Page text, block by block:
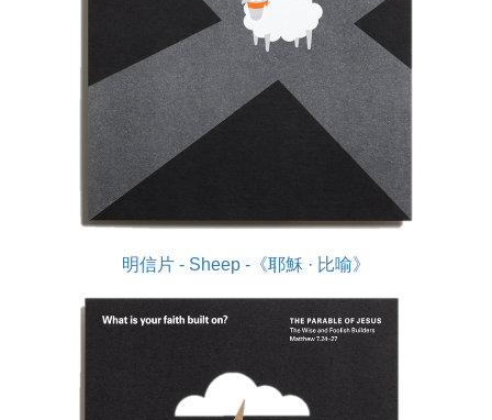
明信片 - Sheep -《耶穌 · 比喻》